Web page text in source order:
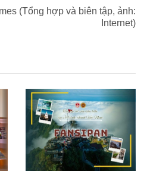
(Tổng hợp và biên tập, ảnh:
Internet)